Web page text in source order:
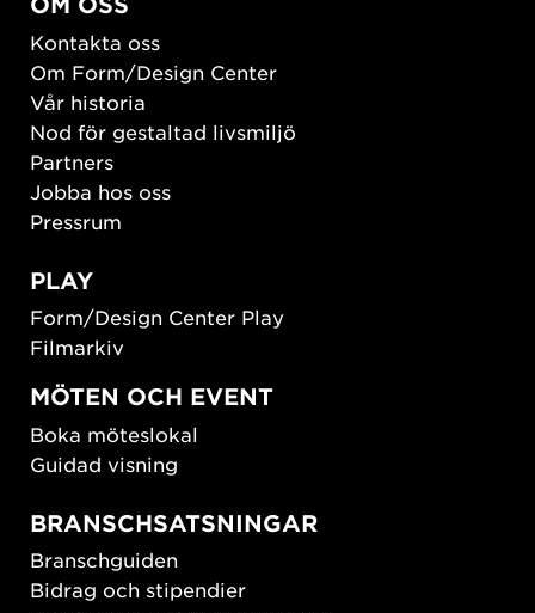
Kontakta oss
Om Form/Design Center
Vår historia
Nod för gestaltad livsmiljö
Partners
Jobba hos oss
Pressrum
PLAY
Form/Design Center Play
Filmarkiv
MÖTEN OCH EVENT
Boka möteslokal
Guidad visning
BRANSCHSATSNINGAR
Branschguiden
Bidrag och stipendier